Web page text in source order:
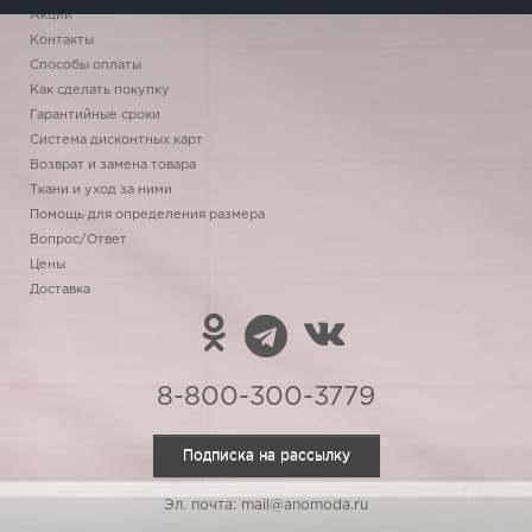
Акции
Контакты
Способы оплаты
Как сделать покупку
Гарантийные сроки
Система дисконтных карт
Возврат и замена товара
Ткани и уход за ними
Помощь для определения размера
Вопрос/Ответ
Цены
Доставка
8-800-300-3779
Подписка на рассылку
Эл. почта: mail@anomoda.ru